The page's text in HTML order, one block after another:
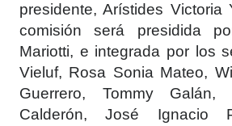
presidente, Arístides Victoria
comisión será presidida
Mariotti, e integrada por los
Vieluf, Rosa Sonia Mateo,
Guerrero, Tommy Galán,
Calderón, José Ignacio